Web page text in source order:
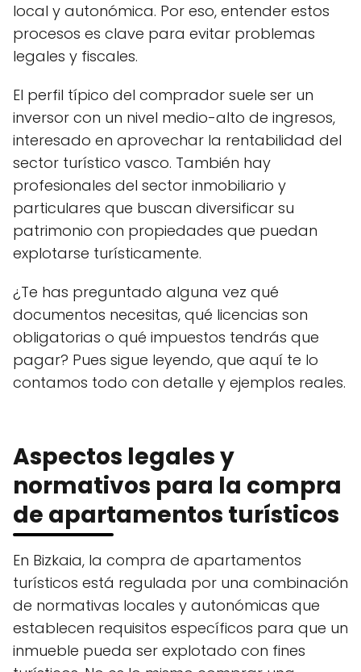
local y autonómica. Por eso, entender estos
procesos es clave para evitar problemas
legales y fiscales.
El perfil típico del comprador suele ser un
inversor con un nivel medio-alto de ingresos,
interesado en aprovechar la rentabilidad del
sector turístico vasco. También hay
profesionales del sector inmobiliario y
particulares que buscan diversificar su
patrimonio con propiedades que puedan
explotarse turísticamente.
¿Te has preguntado alguna vez qué
documentos necesitas, qué licencias son
obligatorias o qué impuestos tendrás que
pagar? Pues sigue leyendo, que aquí te lo
contamos todo con detalle y ejemplos reales.
Aspectos legales y
normativos para la compra
de apartamentos turísticos
En Bizkaia, la compra de apartamentos
turísticos está regulada por una combinación
de normativas locales y autonómicas que
establecen requisitos específicos para que un
inmueble pueda ser explotado con fines